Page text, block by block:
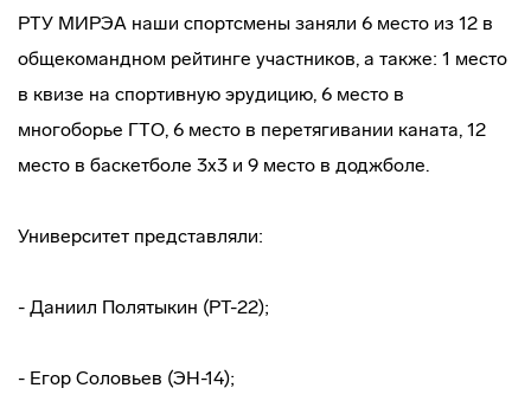
РТУ МИРЭА наши спортсмены заняли 6 место из 12 в
общекомандном рейтинге участников, а также: 1 место
в квизе на спортивную эрудицию, 6 место в
многоборье ГТО, 6 место в перетягивании каната, 12
место в баскетболе 3х3 и 9 место в доджболе.
Университет представляли:
- Даниил Полятыкин (РТ-22);
- Егор Соловьев (ЭН-14);